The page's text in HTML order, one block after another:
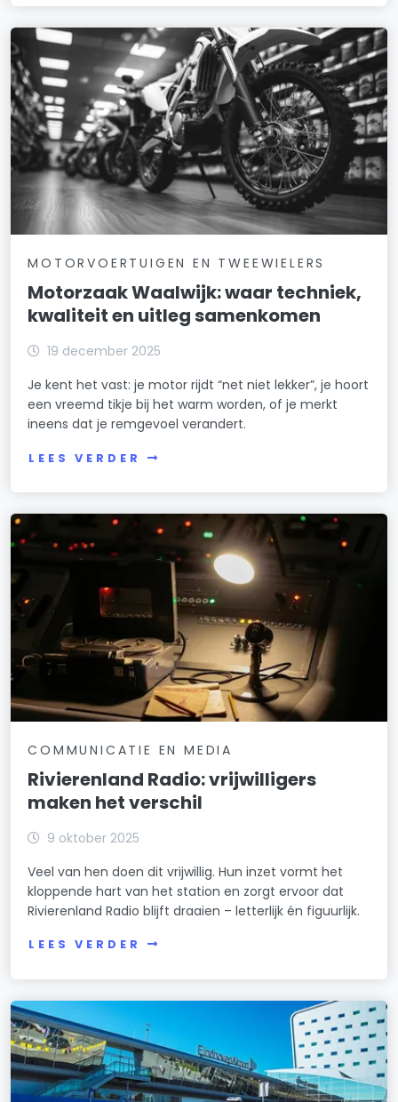
MOTORVOERTUIGEN EN TWEEWIELERS
Motorzaak Waalwijk: waar techniek,
kwaliteit en uitleg samenkomen
19 december 2025
Je kent het vast: je motor rijdt “net niet lekker”, je hoort
een vreemd tikje bij het warm worden, of je merkt
ineens dat je remgevoel verandert.
LEES VERDER
COMMUNICATIE EN MEDIA
Rivierenland Radio: vrijwilligers
maken het verschil
9 oktober 2025
Veel van hen doen dit vrijwillig. Hun inzet vormt het
kloppende hart van het station en zorgt ervoor dat
Rivierenland Radio blijft draaien – letterlijk én figuurlijk.
LEES VERDER